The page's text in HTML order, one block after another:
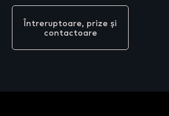
Întreruptoare, prize și
contactoare